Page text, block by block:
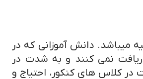
میباشد. دانش آموزانی که در
نمی کنند و به شدت در
در کلاس های کنکور، احتیاج و